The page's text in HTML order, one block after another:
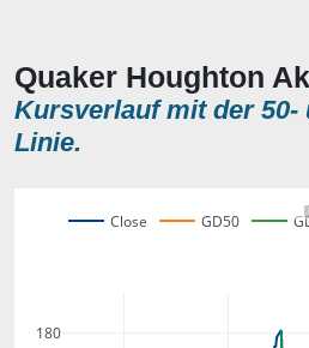
Quaker Houghton
Kursverlauf mit der 50-
Linie.
180
Close GD50